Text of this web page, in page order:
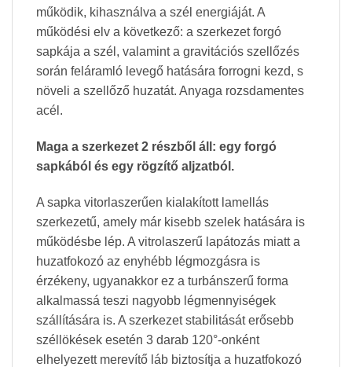
működik, kihasználva a szél energiáját. A
működési elv a következő: a szerkezet forgó
sapkája a szél, valamint a gravitációs szellőzés
során feláramló levegő hatására forrogni kezd, s
növeli a szellőző huzatát. Anyaga rozsdamentes
acél.
Maga a szerkezet 2 részből áll: egy forgó
sapkából és egy rögzítő aljzatból.
A sapka vitorlaszerűen kialakított lamellás
szerkezetű, amely már kisebb szelek hatására is
működésbe lép. A vitrolaszerű lapátozás miatt a
huzatfokozó az enyhébb légmozgásra is
érzékeny, ugyanakkor ez a turbánszerű forma
alkalmassá teszi nagyobb légmennyiségek
szállítására is. A szerkezet stabilitását erősebb
széllökések esetén 3 darab 120°-onként
elhelyezett merevítő láb biztosítja a huzatfokozó